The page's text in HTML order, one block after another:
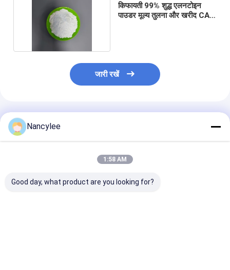
किफायती 99% शुद्ध एलनटोइन
पाउडर मूल्य तुलना और खरीद CAS
जारी रखें
अनुशंसित उत्पाद
Nancylee
1:58 AM
Good day, what product are you looking for?